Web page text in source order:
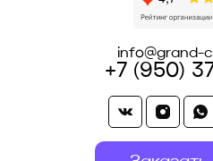
info@grand-
+7 (950)